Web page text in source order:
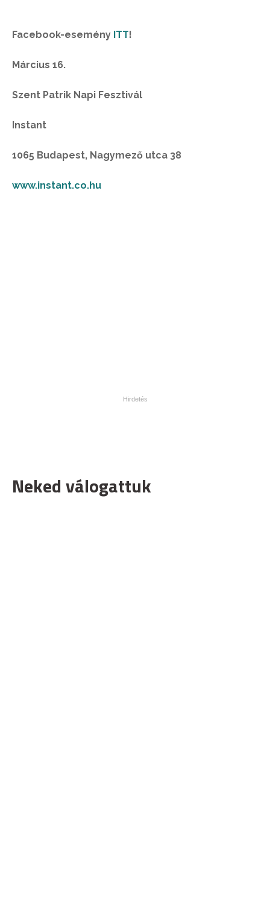
Facebook-esemény ITT!
Március 16.
Szent Patrik Napi Fesztivál
Instant
1065 Budapest, Nagymező utca 38
www.instant.co.hu
Neked válogattuk